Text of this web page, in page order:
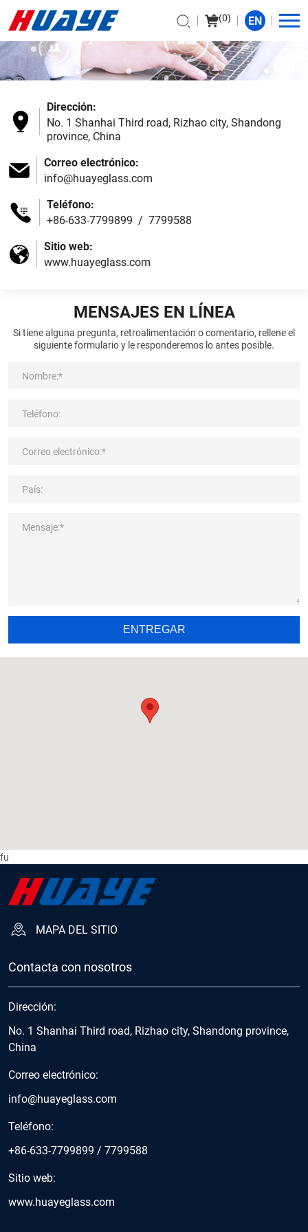
(0) EN
Dirección:
No. 1 Shanhai Third road, Rizhao city, Shandong
province, China
Correo electrónico:
info@huayeglass.com
Teléfono:
+86-633-7799899 / 7799588
Sitio web:
www.huayeglass.com
MENSAJES EN LÍNEA
Si tiene alguna pregunta, retroalimentación o comentario, rellene el
siguiente formulario y le responderemos lo antes posible.
Nombre:*
Teléfono:
Correo electrónico:*
País:
Mensaje:*
ENTREGAR
fu
MAPA DEL SITIO
Contacta con nosotros
Dirección:
No. 1 Shanhai Third road, Rizhao city, Shandong province,
China
Correo electrónico:
info@huayeglass.com
Teléfono:
+86-633-7799899 / 7799588
Sitio web:
www.huayeglass.com